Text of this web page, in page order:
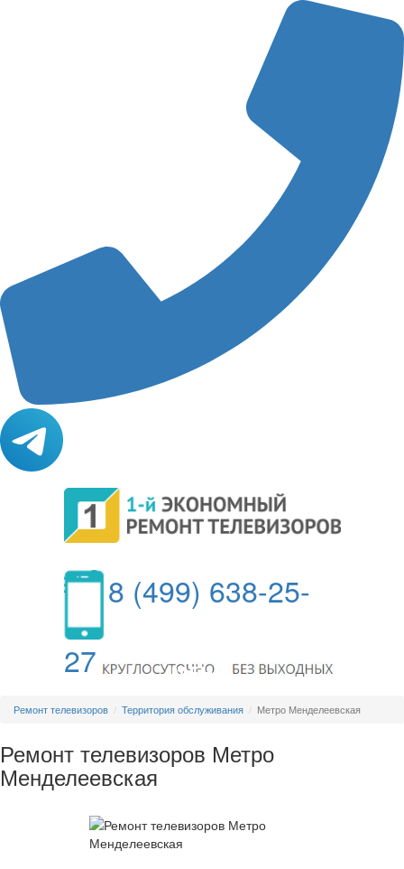
8 (499) 638-25-
27
МЕНЮ
Ремонт телевизоров Территория обслуживания Метро Менделеевская
Ремонт телевизоров Метро
Менделеевская